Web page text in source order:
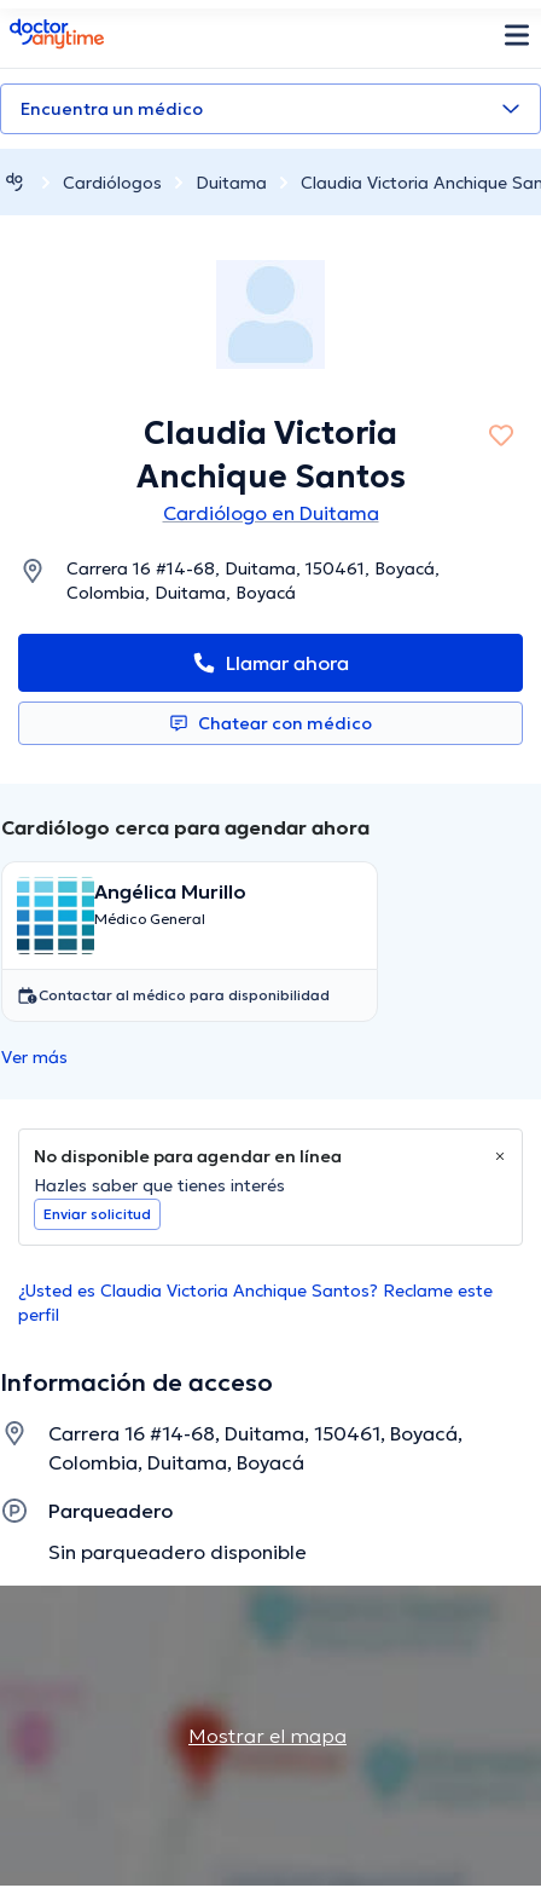
doctoranytime
Encuentra un médico
Cardiólogos Duitama Claudia Victoria Anchique
Claudia Victoria
Anchique Santos
Cardiólogo en Duitama
Carrera 16 #14-68, Duitama, 150461, Boyacá,
Colombia, Duitama, Boyacá
Llamar ahora
Chatear con médico
Cardiólogo cerca para agendar ahora
Angélica Murillo
Médico General
Contactar al médico para disponibilidad
Ver más
No disponible para agendar en línea
Hazles saber que tienes interés
Enviar solicitud
¿Usted es Claudia Victoria Anchique Santos? Reclame este
perfil
Información de acceso
Carrera 16 #14-68, Duitama, 150461, Boyacá,
Colombia, Duitama, Boyacá
Parqueadero
Sin parqueadero disponible
Mostrar el mapa